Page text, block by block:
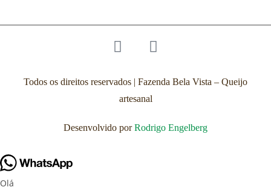
Todos os direitos reservados | Fazenda Bela Vista – Queijo
artesanal
Desenvolvido por Rodrigo Engelberg
Olá